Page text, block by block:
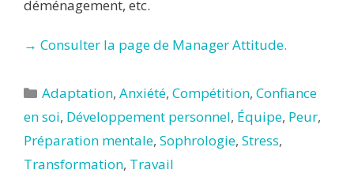
déménagement, etc.
→ Consulter la page de Manager Attitude.
Catégories
Adaptation,Anxiété,Compétition,Confiance
en soi, Développement personnel, Équipe, Peur,
Préparation mentale, Sophrologie, Stress,
Transformation, Travail